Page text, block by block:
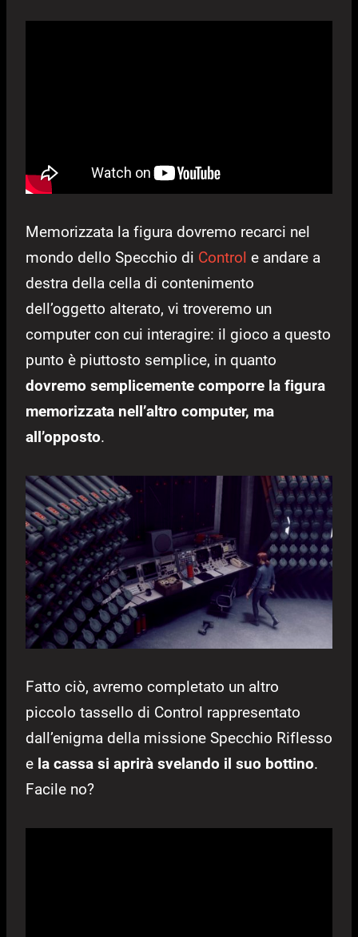
Memorizzata la figura dovremo recarci nel
mondo dello Specchio di Control e andare a
destra della cella di contenimento
dell’oggetto alterato, vi troveremo un
computer con cui interagire: il gioco a questo
punto è piuttosto semplice, in quanto
dovremo semplicemente comporre la figura
memorizzata nell’altro computer, ma
all’opposto.
Fatto ciò, avremo completato un altro
piccolo tassello di Control rappresentato
dall’enigma della missione Specchio Riflesso
e la cassa si aprirà svelando il suo bottino.
Facile no?